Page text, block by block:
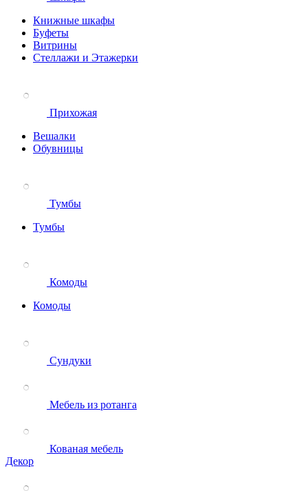
Книжные шкафы
Буфеты
Витрины
Стеллажи и Этажерки
Прихожая
Вешалки
Обувницы
Тумбы
Тумбы
Комоды
Комоды
Сундуки
Мебель из ротанга
Кованая мебель
Декор